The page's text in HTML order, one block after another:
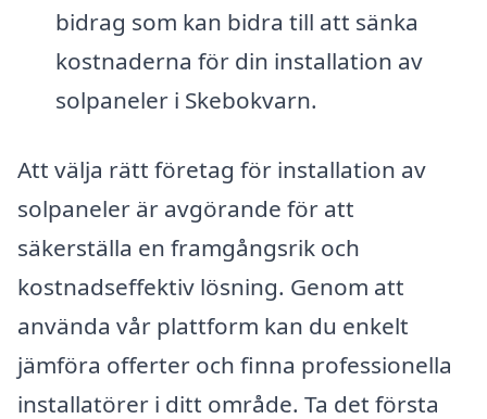
bidrag som kan bidra till att sänka
kostnaderna för din installation av
solpaneler i Skebokvarn.
Att välja rätt företag för installation av
solpaneler är avgörande för att
säkerställa en framgångsrik och
kostnadseffektiv lösning. Genom att
använda vår plattform kan du enkelt
jämföra offerter och finna professionella
installatörer i ditt område. Ta det första